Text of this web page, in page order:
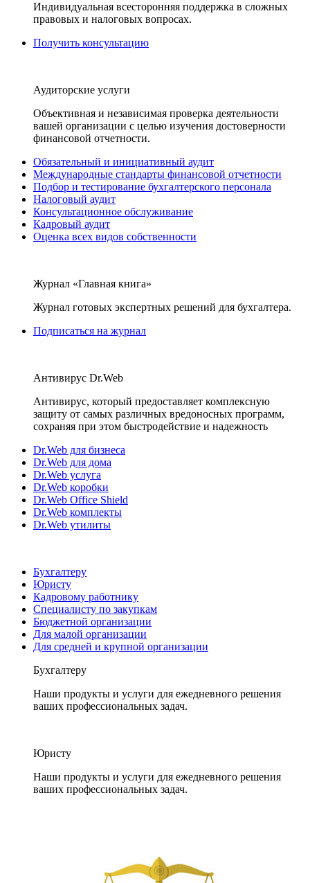
Индивидуальная всесторонняя поддержка в сложных
правовых и налоговых вопросах.
Получить консультацию
Аудиторские услуги
Объективная и независимая проверка деятельности
вашей организации с целью изучения достоверности
финансовой отчетности.
Обязательный и инициативный аудит
Международные стандарты финансовой отчетности
Подбор и тестирование бухгалтерского персонала
Налоговый аудит
Консультационное обслуживание
Кадровый аудит
Оценка всех видов собственности
Журнал «Главная книга»
Журнал готовых экспертных решений для бухгалтера.
Подписаться на журнал
Антивирус Dr.Web
Антивирус, который предоставляет комплексную
защиту от самых различных вредоносных программ,
сохраняя при этом быстродействие и надежность
Dr.Web для бизнеса
Dr.Web для дома
Dr.Web услуга
Dr.Web коробки
Dr.Web Office Shield
Dr.Web комплекты
Dr.Web утилиты
Бухгалтеру
Юристу
Кадровому работнику
Специалисту по закупкам
Бюджетной организации
Для малой организации
Для средней и крупной организации
Бухгалтеру
Наши продукты и услуги для ежедневного решения
ваших профессиональных задач.
Юристу
Наши продукты и услуги для ежедневного решения
ваших профессиональных задач.